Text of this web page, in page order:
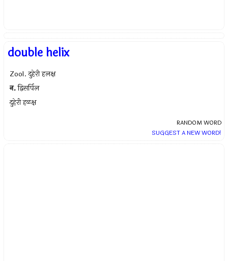
double helix
Zool. दुहेरी हलक्ष
न. द्विसर्पिल
दुहेरी हळक्ष
RANDOM WORD
SUGGEST A NEW WORD!